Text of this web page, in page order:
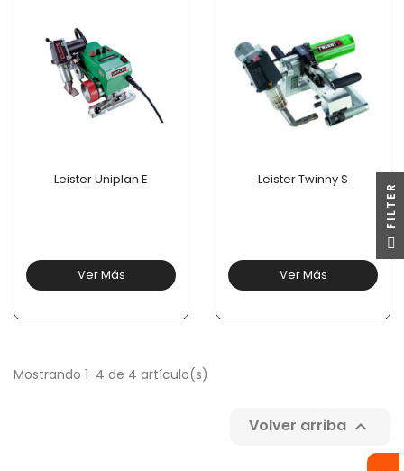
Leister Uniplan E
Ver Más
Leister Twinny S
Ver Más
Mostrando 1-4 de 4 artículo(s)
Volver arriba 
R